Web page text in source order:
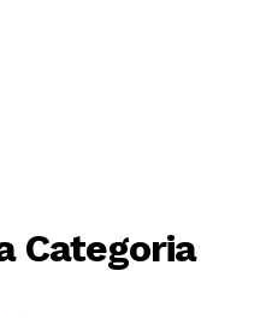
Categoria